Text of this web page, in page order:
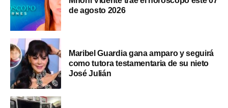
de agosto 2026
Maribel Guardia gana amparo y seguirá
como tutora testamentaria de su nieto
José Julián